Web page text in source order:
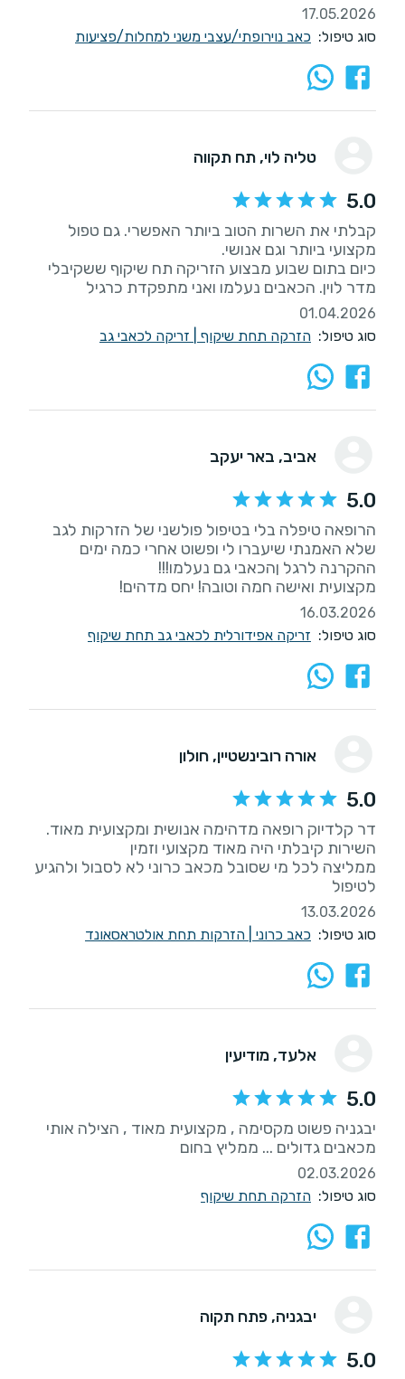
17.05.2026
סוג טיפול: כאב נוירופתי/עצבי משני למחלות/פציעות
טליה לוי, תח תקווה
5.0
קבלתי את השרות הטוב ביותר האפשרי. גם טפול
כיום בתום שבוע מבצוע הזריקה תח שיקוף ששקיבלי
מדר לוין. הכאבים נעלמו ואני מתפקדת כרגיל
01.04.2026
סוג טיפול: הזרקה תחת שיקוף זריקה לכאבי גב
אביב, באר יעקב
5.0
הרופאה טיפלה בלי בטיפול פולשני של הזרקות לגב
שלא האמנתי שיעברו לי ופשוט אחרי כמה ימים
מקצועית ואישה חמה וטובה! יחס מדהים!
16.03.2026
סוג טיפול: זריקה אפידורלית לכאבי גב תחת שיקוף
אורה רובינשטיין, חולון
5.0
דר קלדיוק רופאה מדהימה אנושית ומקצועית מאוד.
ממליצה לכל מי שסובל מכאב כרוני לא לסבול ולהגיע
לטיפול
13.03.2026
סוג טיפול: כאב כרוני הזרקות תחת אולטראסאונד
אלעד, מודיעין
5.0
יבגניה פשוט מקסימה , מקצועית מאוד , הצילה אותי
מכאבים גדולים ... ממליץ בחום
02.03.2026
סוג טיפול: הזרקה תחת שיקוף
יבגניה, פתח תקוה
5.0